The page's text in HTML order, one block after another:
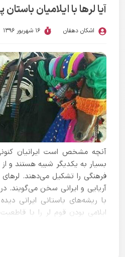
تاریخ پرداخته و مهم‌ترین
گنج‌دره، تپه زاغه، چغا بنوت و تپه
آیا لرها با ایلامیان
اشکان دهقان 16 شهریور 1396
آنچه مشخص است ایرانیان
بسیار به یکدیگر شبیه هستند و
فرهنگی را تشکیل می‌دهند. لرهای
آریایی و ایرانی سخن می‌گویند.
با ریشه‌های باستانی ایرانی
ایلامی بودن قوم لر را با